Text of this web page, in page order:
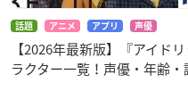
話題 アニメ アプリ 声優
【2026年最新版】『アイド
ラクター一覧！声優・年齢・